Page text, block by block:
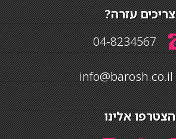
צריכים עזרה?
04-8234567
info@barosh.co.il
הצטרפו אלינו